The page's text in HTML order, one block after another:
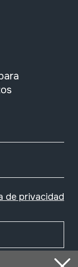
de privacidad